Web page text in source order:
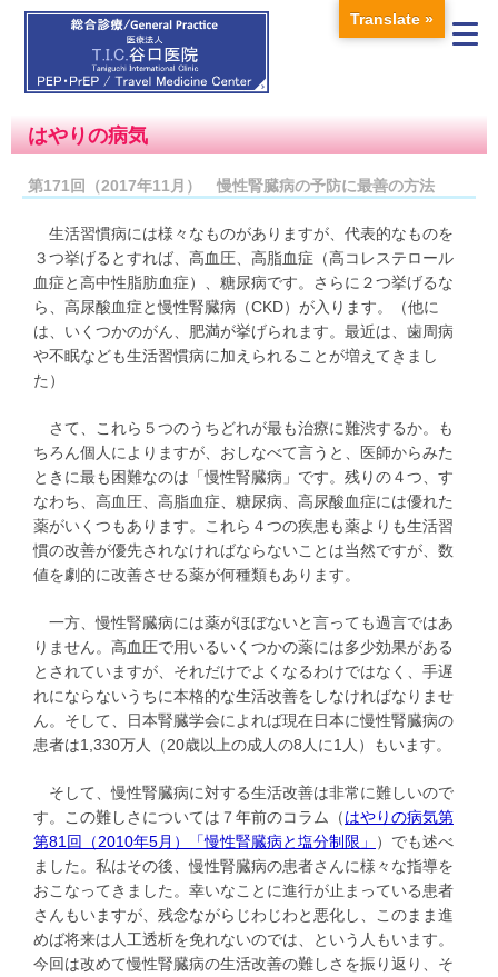
はやりの病気
第171回（2017年11月） 慢性腎臓病の予防に最善の方法
生活習慣病には様々なものがありますが、代表的なものを
３つ挙げるとすれば、高血圧、高脂血症（高コレステロール
血症と高中性脂肪血症）、糖尿病です。さらに２つ挙げるな
ら、高尿酸血症と慢性腎臓病（CKD）が入ります。（他に
は、いくつかのがん、肥満が挙げられます。最近は、歯周病
や不眠なども生活習慣病に加えられることが増えてきまし
た）
さて、これら５つのうちどれが最も治療に難渋するか。も
ちろん個人によりますが、おしなべて言うと、医師からみた
ときに最も困難なのは「慢性腎臓病」です。残りの４つ、す
なわち、高血圧、高脂血症、糖尿病、高尿酸血症には優れた
薬がいくつもあります。これら４つの疾患も薬よりも生活習
慣の改善が優先されなければならないことは当然ですが、数
値を劇的に改善させる薬が何種類もあります。
一方、慢性腎臓病には薬がほぼないと言っても過言ではあ
りません。高血圧で用いるいくつかの薬には多少効果がある
とされていますが、それだけでよくなるわけではなく、手遅
れにならないうちに本格的な生活改善をしなければなりませ
ん。そして、日本腎臓学会によれば現在日本に慢性腎臓病の
患者は1,330万人（20歳以上の成人の8人に1人）もいます。
そして、慢性腎臓病に対する生活改善は非常に難しいので
す。この難しさについては７年前のコラム（はやりの病気第
第81回（2010年5月）「慢性腎臓病と塩分制限」
）でも述べ
ました。私はその後、慢性腎臓病の患者さんに様々な指導を
おこなってきました。幸いなことに進行が止まっている患者
さんもいますが、残念ながらじわじわと悪化し、このまま進
めば将来は人工透析を免れないのでは、という人もいます。
今回は改めて慢性腎臓病の生活改善の難しさを振り返り、そ
Translate »